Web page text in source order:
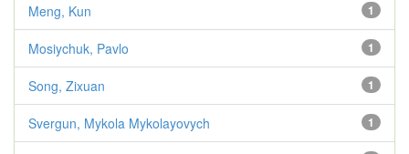
1
Meng, Kun
1
Mosiychuk, Pavlo
1
Song, Zixuan
1
Svergun, Mykola Mykolayovych